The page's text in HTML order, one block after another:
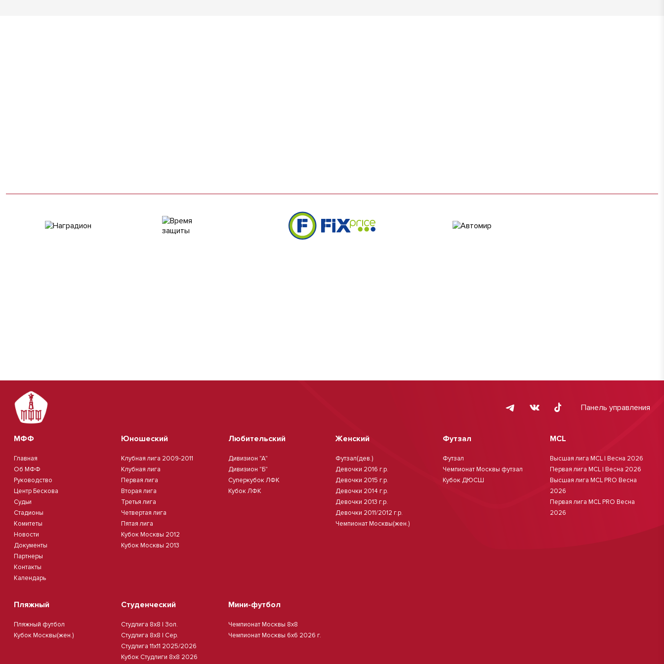
Панель управления
МФФ
Главная
Об МФФ
Руководство
Центр Бескова
Судьи
Стадионы
Комитеты
Новости
Документы
Партнеры
Контакты
Календарь
Юношеский
Клубная лига 2009-2011
Клубная лига
Первая лига
Вторая лига
Третья лига
Четвертая лига
Пятая лига
Кубок Москвы 2012
Кубок Москвы 2013
Любительский
Дивизион "А"
Дивизион "Б"
Суперкубок ЛФК
Кубок ЛФК
Женский
Футзал(дев.)
Девочки 2016 г.р.
Девочки 2015 г.р.
Девочки 2014 г.р.
Девочки 2013 г.р.
Девочки 2011/2012 г.р.
Чемпионат Москвы(жен.)
Футзал
Футзал
Чемпионат Москвы футзал
Кубок ДЮСШ
MCL
Высшая лига MCL | Весна 2026
Первая лига MCL | Весна 2026
Высшая лига MCL PRO Весна
2026
Первая лига MCL PRO Весна
2026
Пляжный
Пляжный футбол
Кубок Москвы(жен.)
Студенческий
Студлига 8х8 | Зол.
Студлига 8х8 | Сер.
Студлига 11х11 2025/2026
Кубок Студлиги 8х8 2026
Мини-футбол
Чемпионат Москвы 8х8
Чемпионат Москвы 6х6 2026 г.